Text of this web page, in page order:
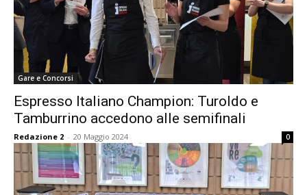
Gare e Concorsi
Espresso Italiano Champion: Turoldo e
Tamburrino accedono alle semifinali
Redazione 2 - 20 Maggio 2024 0